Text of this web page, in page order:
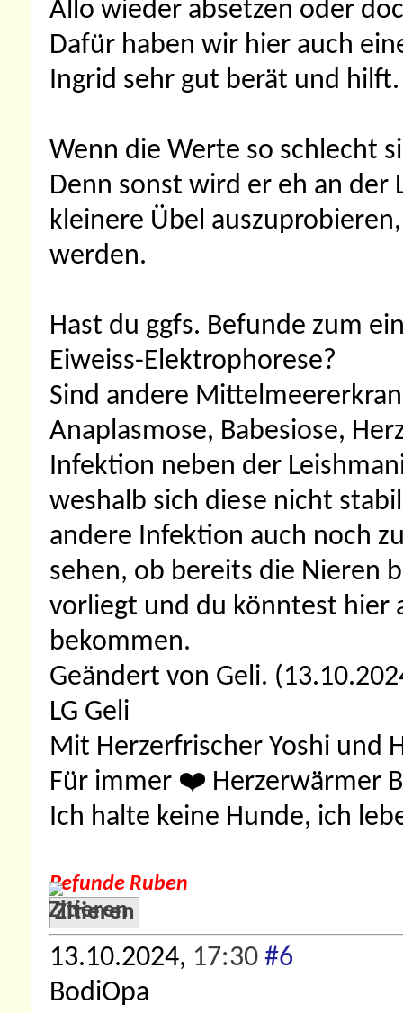
Allo wieder absetzen oder
Dafür haben wir hier auch
Ingrid sehr gut berät und hilft.
Wenn die Werte so schlecht
Denn sonst wird er eh an der
kleinere Übel
werden.
Hast du ggfs. Befunde zum
Eiweiss-Elektrophorese?
Sind andere
Anaplasmose, Babesiose,
Infektion neben der
weshalb sich diese nicht
andere Infektion auch noch
sehen, ob bereits die Nieren
vorliegt und du könntest hier
bekommen.
Geändert von Geli.
LG Geli
Mit Herzerfrischer Yoshi und
Für immer ❤️ Herzerwärmer
Ich halte keine Hunde, ich
Befunde Ruben
Zitieren
13.10.2024, 17:30 #6
BodiOpa